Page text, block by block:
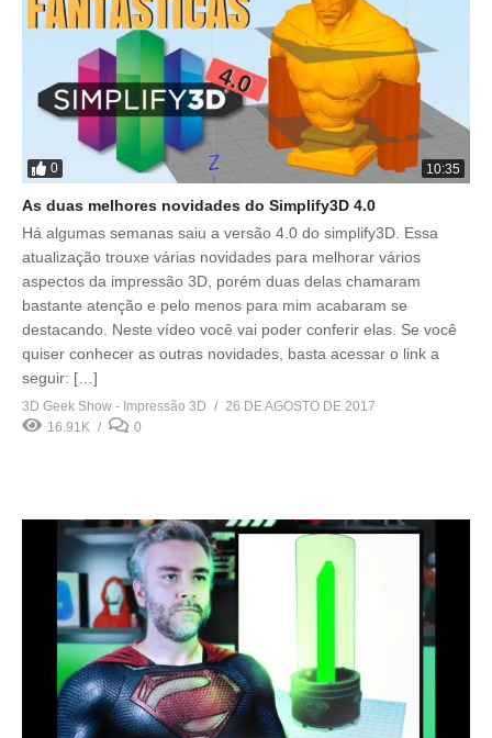
0 10:35
As duas melhores novidades do Simplify3D 4.0
Há algumas semanas saiu a versão 4.0 do simplify3D. Essa
atualização trouxe várias novidades para melhorar vários
aspectos da impressão 3D, porém duas delas chamaram
bastante atenção e pelo menos para mim acabaram se
destacando. Neste vídeo você vai poder conferir elas. Se você
quiser conhecer as outras novidades, basta acessar o link a
seguir: […]
3D Geek Show - Impressão 3D
26 DE AGOSTO DE 2017
16.91K
0